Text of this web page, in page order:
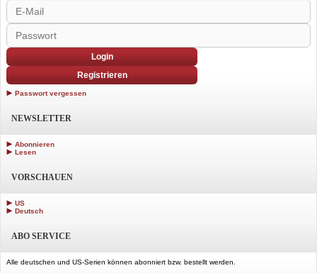
Login
Registrieren
Passwort vergessen
NEWSLETTER
Abonnieren
Lesen
VORSCHAUEN
US
Deutsch
ABO SERVICE
Alle deutschen und US-Serien können abonniert bzw. bestellt werden.